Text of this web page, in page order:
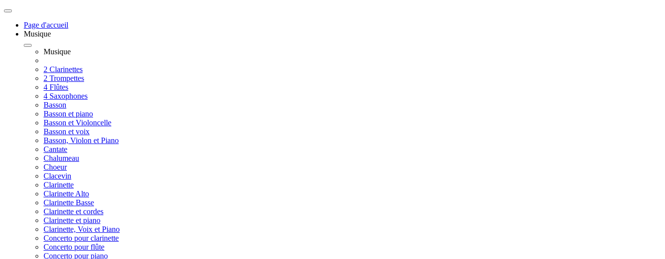
Page d'accueil
Musique
Musique
2 Clarinettes
2 Trompettes
4 Flûtes
4 Saxophones
Basson
Basson et piano
Basson et Violoncelle
Basson et voix
Basson, Violon et Piano
Cantate
Chalumeau
Choeur
Clacevin
Clarinette
Clarinette Alto
Clarinette Basse
Clarinette et cordes
Clarinette et piano
Clarinette, Voix et Piano
Concerto pour clarinette
Concerto pour flûte
Concerto pour piano